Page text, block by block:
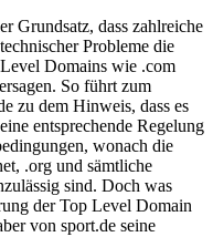
Grundsatz, dass zahlreiche
Probleme die
Domains wie .com
So führt zum
zu dem Hinweis, dass es
entsprechende Regelung
wonach die
.org und sämtliche
sind. Doch was
der Top Level Domain
von sport.de seine